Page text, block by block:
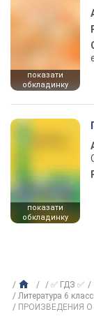
показати
обкладинку
показати
обкладинку
✅ ГДЗ ✅
Литература 6
ПРОИЗВЕДЕНИЯ